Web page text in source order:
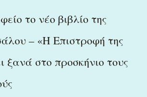
το νέο βιβλίο της
– «Η Επιστροφή της
ξανά στο προσκήνιο τους